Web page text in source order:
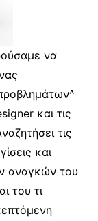
να
και τις
τις
και
αναγκών του
του τι